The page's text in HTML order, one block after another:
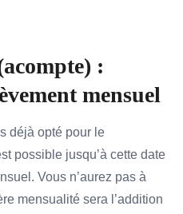
:
mensuel
déjà opté pour le
possible jusqu’à cette date
Vous n’aurez pas à
mensualité sera l’addition